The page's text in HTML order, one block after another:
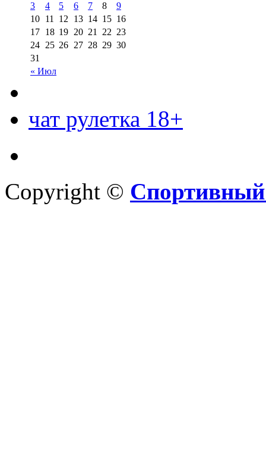
« Июл
3
4 5 6 7 8
9
10 11 12 13 14 15 16
17 18 19 20 21 22 23
24 25 26 27 28 29 30
31
чат рулетка 18+
Copyright © Спортивный